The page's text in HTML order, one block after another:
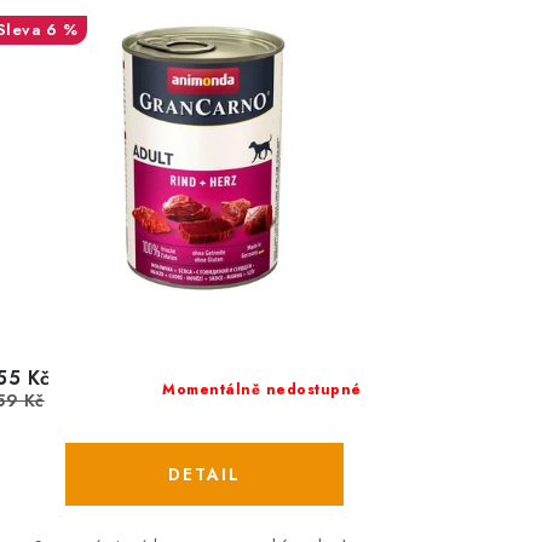
6 %
Momentálně nedostupné
Kč
Kč